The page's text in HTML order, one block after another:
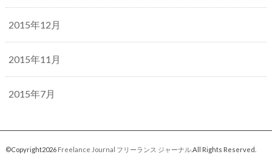
2015年12月
2015年11月
2015年7月
©Copyright2026 Freelance Journal フリーランス ジャーナル.All Rights Reserved.